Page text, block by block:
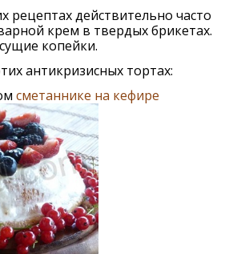
рецептах действительно часто
крем в твердых брикетах.
копейки.
антикризисных тортах:
сметаннике на кефире